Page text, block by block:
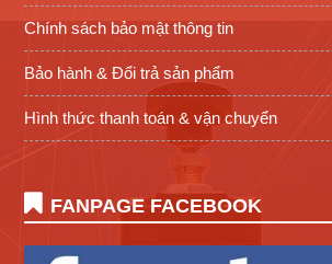
Chính sách bảo mật thông tin
Bảo hành & Đổi trả sản phẩm
Hình thức thanh toán & vận chuyển
FANPAGE FACEBOOK